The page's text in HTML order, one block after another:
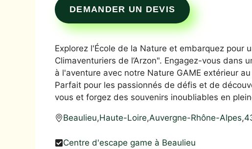
DEMANDER UN DEVIS
Explorez l'École de la Nature et embarquez pour
Climaventuriers de l’Arzon". Engagez-vous dans
à l'aventure avec notre Nature GAME extérieur
Parfait pour les passionnés de défis et de
vous et forgez des souvenirs inoubliables en
Beaulieu,Haute-Loire,Auvergne-Rhône-Alpes,
Centre d'escape game à Beaulieu